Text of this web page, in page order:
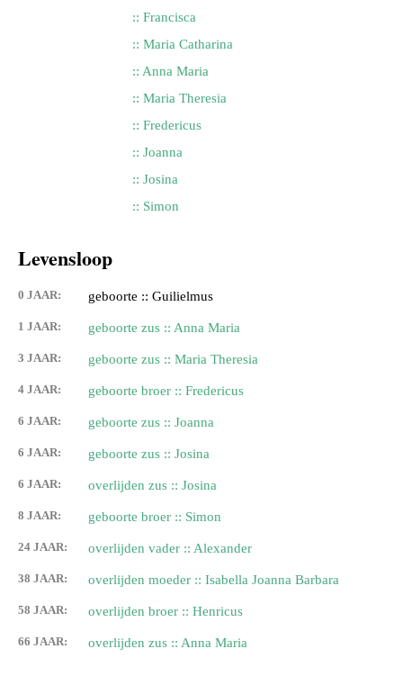
:: Francisca
:: Maria Catharina
:: Anna Maria
:: Maria Theresia
:: Fredericus
:: Joanna
:: Josina
:: Simon
Levensloop
0 JAAR: geboorte :: Guilielmus
1 JAAR: geboorte zus :: Anna Maria
3 JAAR: geboorte zus :: Maria Theresia
4 JAAR: geboorte broer :: Fredericus
6 JAAR: geboorte zus :: Joanna
6 JAAR: geboorte zus :: Josina
6 JAAR: overlijden zus :: Josina
8 JAAR: geboorte broer :: Simon
24 JAAR: overlijden vader :: Alexander
38 JAAR: overlijden moeder :: Isabella Joanna Barbara
58 JAAR: overlijden broer :: Henricus
66 JAAR: overlijden zus :: Anna Maria